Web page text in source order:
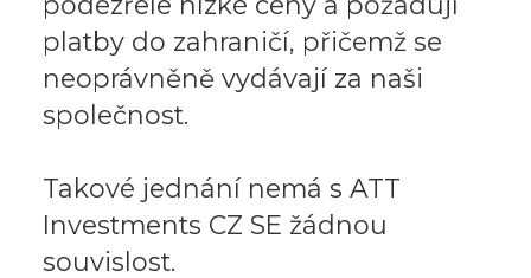
platby do zahraničí, přičemž se
neoprávněně vydávají za naši
společnost.
Takové jednání nemá s ATT
Investments CZ SE žádnou
souvislost.